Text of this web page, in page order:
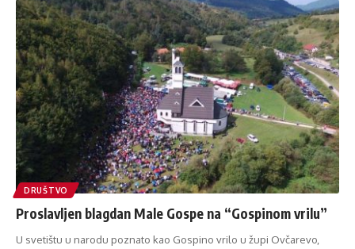
DRUŠTVO
Proslavljen blagdan Male Gospe na “Gospinom vrilu”
U svetištu u narodu poznato kao Gospino vrilo u župi Ovčarevo,